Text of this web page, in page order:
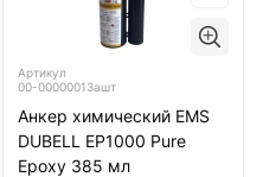
Артикул
00-00000013ашт
Анкер химический EMS
DUBELL EP1000 Pure
Epoxy 385 мл